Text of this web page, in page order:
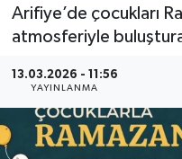
Arifiye’de çocukları
atmosferiyle
13.03.2026 - 11:56
YAYINLANMA
Haber Arşivi